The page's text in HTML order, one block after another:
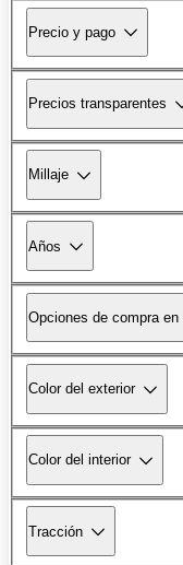
Precio y pago
Precios transparentes
Millaje
Años
Opciones de compra en
Color del exterior
Color del interior
Tracción